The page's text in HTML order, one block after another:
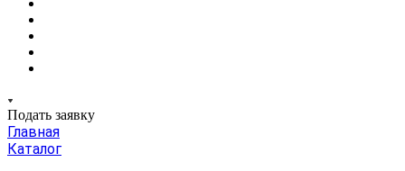
Подать заявку
Главная
Каталог